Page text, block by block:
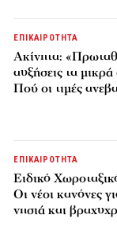
ΕΠΙΚΑΙΡΟΤΗΤΑ
Ακίνητα:
αυξήσεις τα
Πού οι τιμές
ΕΠΙΚΑΙΡΟΤΗΤΑ
Ειδικό
Οι νέοι κανόνες
νησιά και